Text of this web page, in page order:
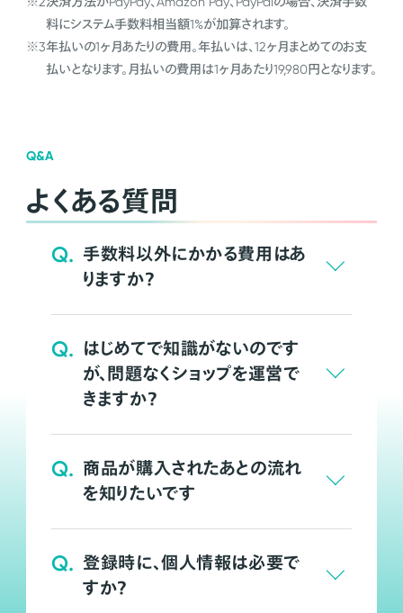
料にシステム手数料相当額1%が加算されます。
※3年払いの1ヶ月あたりの費用。年払いは、12ヶ月まとめてのお支
払いとなります。月払いの費用は1ヶ月あたり19,980円となります。
Q&A
よくある質問
Q. 手数料以外にかかる費用はあ
りますか？
Q. はじめてで知識がないのです
が、問題なくショップを運営で
きますか？
Q. 商品が購入されたあとの流れ
を知りたいです
Q. 登録時に、個人情報は必要で
すか？